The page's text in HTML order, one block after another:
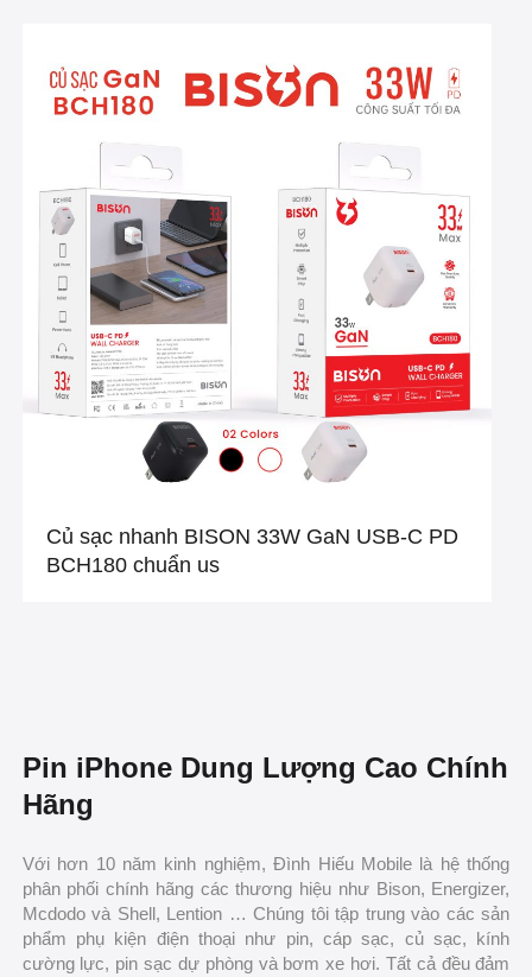
Củ sạc nhanh BISON 33W GaN USB-C PD
BCH180 chuẩn us
Pin iPhone Dung Lượng Cao Chính
Hãng
Với hơn 10 năm kinh nghiệm, Đình Hiếu Mobile là hệ thống
phân phối chính hãng các thương hiệu như Bison, Energizer,
Mcdodo và Shell, Lention … Chúng tôi tập trung vào các sản
phẩm phụ kiện điện thoại như pin, cáp sạc, củ sạc, kính
cường lực, pin sạc dự phòng và bơm xe hơi. Tất cả đều đảm